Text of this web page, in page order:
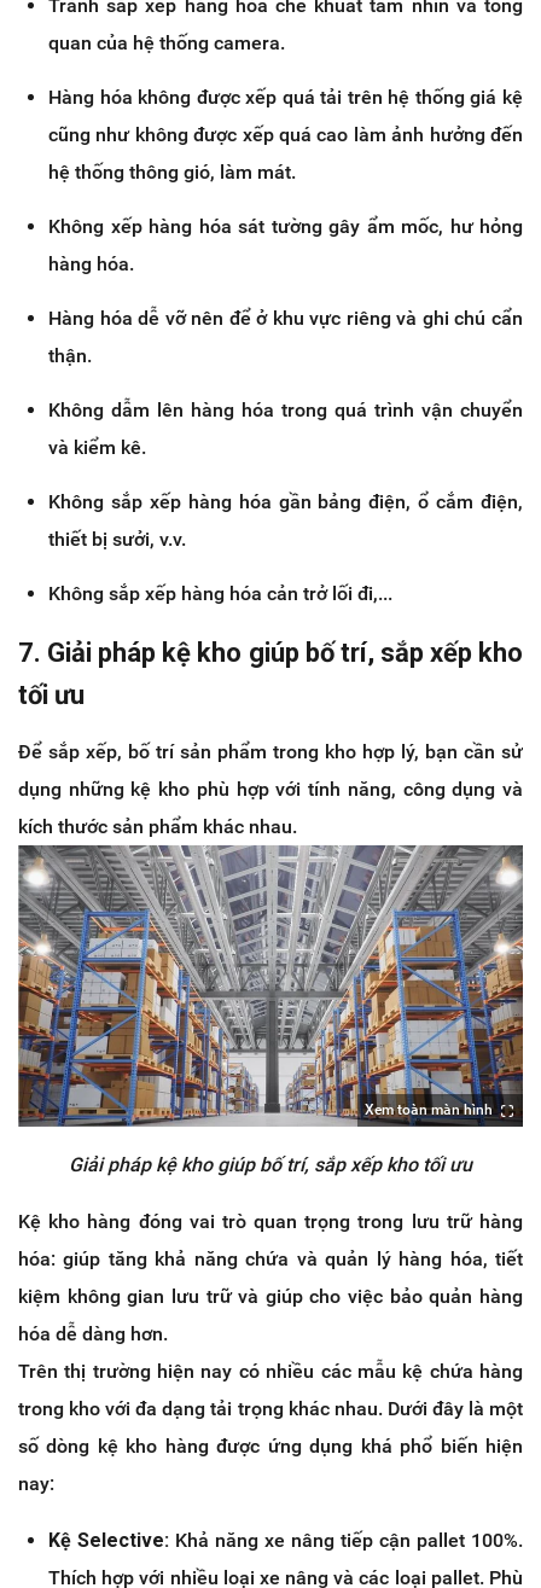
Tránh sắp xếp hàng hóa che khuất tầm nhìn và tổng
quan của hệ thống camera.
Hàng hóa không được xếp quá tải trên hệ thống giá kệ
cũng như không được xếp quá cao làm ảnh hưởng đến
hệ thống thông gió, làm mát.
Không xếp hàng hóa sát tường gây ẩm mốc, hư hỏng
hàng hóa.
Hàng hóa dễ vỡ nên để ở khu vực riêng và ghi chú cẩn
thận.
Không dẫm lên hàng hóa trong quá trình vận chuyển
và kiểm kê.
Không sắp xếp hàng hóa gần bảng điện, ổ cắm điện,
thiết bị sưởi, v.v.
Không sắp xếp hàng hóa cản trở lối đi,...
7. Giải pháp kệ kho giúp bố trí, sắp xếp kho
tối ưu
Để sắp xếp, bố trí sản phẩm trong kho hợp lý, bạn cần sử
dụng những kệ kho phù hợp với tính năng, công dụng và
kích thước sản phẩm khác nhau.
Xem toàn màn hình
Giải pháp kệ kho giúp bố trí, sắp xếp kho tối ưu
Kệ kho hàng đóng vai trò quan trọng trong lưu trữ hàng
hóa: giúp tăng khả năng chứa và quản lý hàng hóa, tiết
kiệm không gian lưu trữ và giúp cho việc bảo quản hàng
hóa dễ dàng hơn.
Trên thị trường hiện nay có nhiều các mẫu kệ chứa hàng
trong kho với đa dạng tải trọng khác nhau. Dưới đây là một
số dòng kệ kho hàng được ứng dụng khá phổ biến hiện
nay:
Kệ Selective: Khả năng xe nâng tiếp cận pallet 100%.
Thích hợp với nhiều loại xe nâng và các loại pallet. Phù